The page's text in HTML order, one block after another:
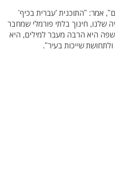
אמר: "התוכנית 'עברית בכיף'
חינוך בלתי פורמלי שמחבר
שפה היא הרבה מעבר למילים, היא
שייכות בעיר".